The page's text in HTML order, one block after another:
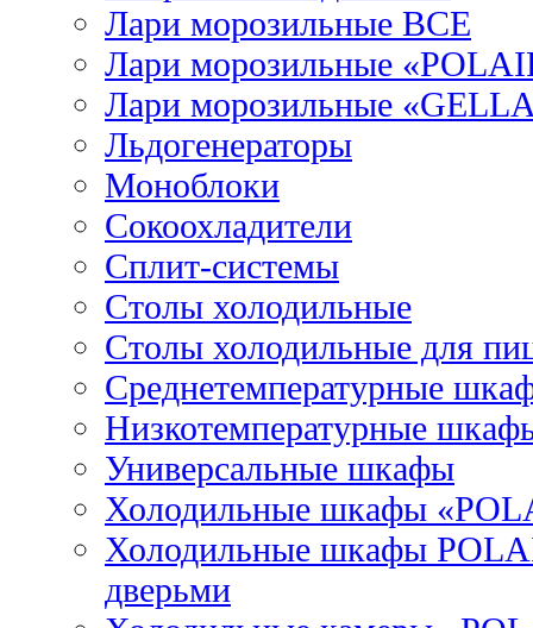
Лари морозильные ВСЕ
Лари морозильные
Лари морозильные
Льдогенераторы
Моноблоки
Сокоохладители
Сплит-системы
Столы холодильные
Столы холодильные для
Среднетемпературные
Низкотемпературные
Универсальные шкафы
Холодильные шкафы
Холодильные шкафы
дверьми